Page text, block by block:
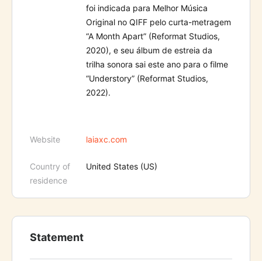
foi indicada para Melhor Música
Original no QIFF pelo curta-metragem
“A Month Apart” (Reformat Studios,
2020), e seu álbum de estreia da
trilha sonora sai este ano para o filme
“Understory” (Reformat Studios,
2022).
Website laiaxc.com
Country of
residence
United States (US)
Statement